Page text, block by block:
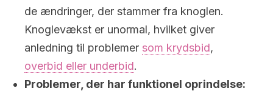
de ændringer, der stammer fra knoglen.
Knoglevækst er unormal, hvilket giver
anledning til problemer som krydsbid,
overbid eller underbid.
Problemer, der har funktionel oprindelse: